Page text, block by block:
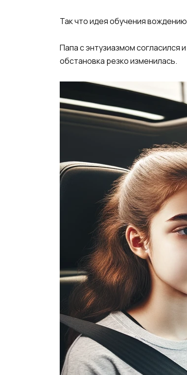
Так что идея обучения
Папа с энтузиазмом согласился
обстановка резко изменилась.